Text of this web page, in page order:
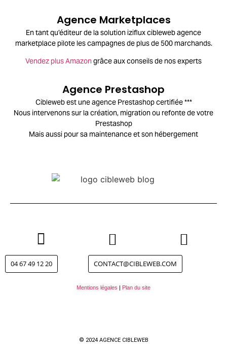
Agence Marketplaces
En tant qu’éditeur de la solution iziflux cibleweb agence
marketplace pilote les campagnes de plus de 500 marchands.
Vendez plus Amazon grâce aux conseils de nos experts
Agence Prestashop
Cibleweb est une agence Prestashop certifiée ***
Nous intervenons sur la création, migration ou refonte de votre
Prestashop
Mais aussi pour sa maintenance et son hébergement
04 67 49 12 20 CONTACT@CIBLEWEB.COM
Mentions légales | Plan du site
© 2024 AGENCE CIBLEWEB